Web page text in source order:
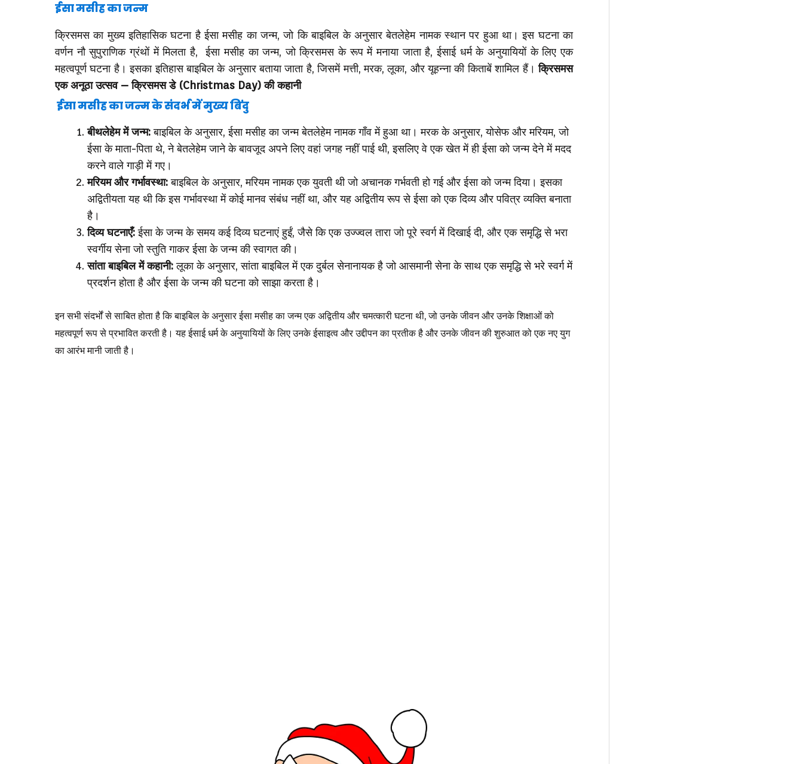
ईसा मसीह का जन्म
क्रिसमस का मुख्य इतिहासिक घटना है ईसा मसीह का जन्म, जो कि बाइबिल के अनुसार बेतलेहेम नामक स्थान पर हुआ था। इस घटना का
वर्णन नौ सुपुराणिक ग्रंथों में मिलता है, ईसा मसीह का जन्म, जो क्रिसमस के रूप में मनाया जाता है, ईसाई धर्म के अनुयायियों के लिए एक
महत्वपूर्ण घटना है। इसका इतिहास बाइबिल के अनुसार बताया जाता है, जिसमें मत्ती, मरक, लूका, और यूहन्ना की किताबें शामिल हैं।क्रिसमस
एक अनूठा उत्सव – क्रिसमस डे (Christmas Day) की कहानी
ईसा मसीह का जन्म के संदर्भ में मुख्य बिंदु
बीथलेहेम में जन्म:बाइबिल के अनुसार, ईसा मसीह का जन्म बेतलेहेम नामक गाँव में हुआ था। मरक के अनुसार, योसेफ और मरियम, जो
ईसा के माता-पिता थे, ने बेतलेहेम जाने के बावजूद अपने लिए वहां जगह नहीं पाई थी, इसलिए वे एक खेत में ही ईसा को जन्म देने में मदद
करने वाले गाड़ी में गए।
मरियम और गर्भावस्था:बाइबिल के अनुसार, मरियम नामक एक युवती थी जो अचानक गर्भवती हो गई और ईसा को जन्म दिया। इसका
अद्वितीयता यह थी कि इस गर्भावस्था में कोई मानव संबंध नहीं था, और यह अद्वितीय रूप से ईसा को एक दिव्य और पवित्र व्यक्ति बनाता
है।
दिव्य घटनाएँ:ईसा के जन्म के समय कई दिव्य घटनाएं हुईं, जैसे कि एक उज्ज्वल तारा जो पूरे स्वर्ग में दिखाई दी, और एक समृद्धि से भरा
स्वर्गीय सेना जो स्तुति गाकर ईसा के जन्म की स्वागत की।
सांता बाइबिल में कहानी:लूका के अनुसार, सांता बाइबिल में एक दुर्बल सेनानायक है जो आसमानी सेना के साथ एक समृद्धि से भरे स्वर्ग में
प्रदर्शन होता है और ईसा के जन्म की घटना को साझा करता है।
इन सभी संदर्भों से साबित होता है कि बाइबिल के अनुसार ईसा मसीह का जन्म एक अद्वितीय और चमत्कारी घटना थी, जो उनके जीवन और उनके शिक्षाओं को
महत्वपूर्ण रूप से प्रभावित करती है। यह ईसाई धर्म के अनुयायियों के लिए उनके ईसाइत्व और उद्दीपन का प्रतीक है और उनके जीवन की शुरुआत को एक नए युग
का आरंभ मानी जाती है।